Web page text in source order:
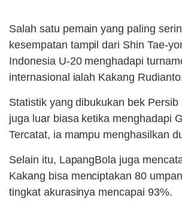
Salah satu pemain yang paling
kesempatan tampil dari Shin Tae-
Indonesia U-20 menghadapi
internasional ialah Kakang
Statistik yang dibukukan bek Persib
juga luar biasa ketika menghadapi
Tercatat, ia mampu menghasilkan
Selain itu, LapangBola juga
Kakang bisa menciptakan 80
tingkat akurasinya mencapai 93%.